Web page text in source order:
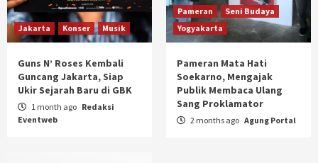
Jakarta Konser Musik
Guns N’ Roses Kembali
Guncang Jakarta, Siap
Ukir Sejarah Baru di GBK
1 month ago Redaksi
Eventweb
Pameran
Seni Budaya
Yogyakarta
Pameran Mata Hati
Soekarno, Mengajak
Publik Membaca Ulang
Sang Proklamator
2 months ago Agung Portal